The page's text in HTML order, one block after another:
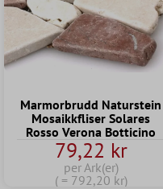
Marmorbrudd Naturstein
Mosaikkfliser Solares
Rosso Verona Botticino
79,22 kr
per Ark(er)
( = 792,20 kr)